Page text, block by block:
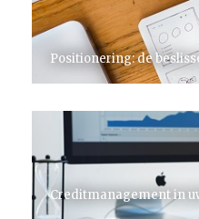
Positionering: de
Creditmanagement in